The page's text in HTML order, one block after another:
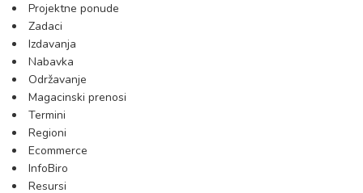
Projektne ponude
Zadaci
Izdavanja
Nabavka
Održavanje
Magacinski prenosi
Termini
Regioni
Ecommerce
InfoBiro
Resursi